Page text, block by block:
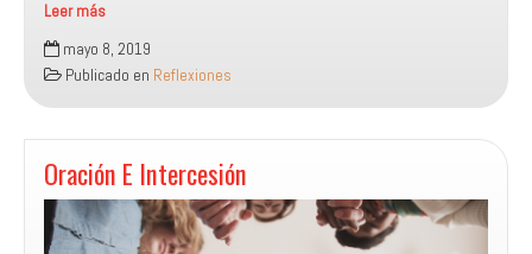
Leer más
La
luz
en
las
tinieblas
resplandece
mayo 8, 2019
Publicado en Reflexiones
Oración E Intercesión